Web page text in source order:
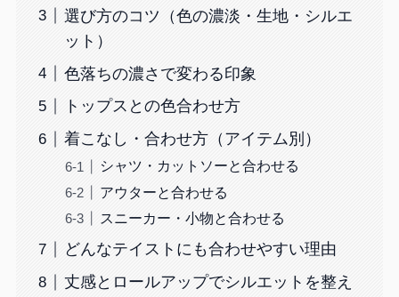
選び方のコツ（色の濃淡・生地・シルエ
ット）
色落ちの濃さで変わる印象
トップスとの色合わせ方
着こなし・合わせ方（アイテム別）
シャツ・カットソーと合わせる
アウターと合わせる
スニーカー・小物と合わせる
どんなテイストにも合わせやすい理由
丈感とロールアップでシルエットを整え